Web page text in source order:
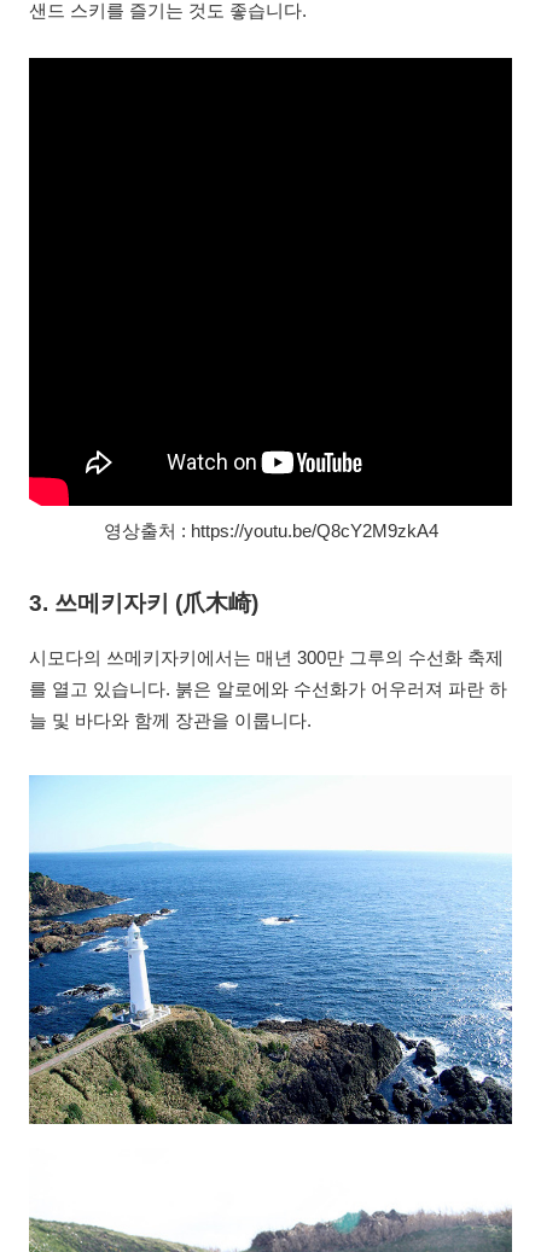
샌드 스키를 즐기는 것도 좋습니다.
영상출처 : https://youtu.be/Q8cY2M9zkA4
3. 쓰메키자키 (爪木崎)
시모다의 쓰메키자키에서는 매년 300만 그루의 수선화 축제
를 열고 있습니다. 붉은 알로에와 수선화가 어우러져 파란 하
늘 및 바다와 함께 장관을 이룹니다.